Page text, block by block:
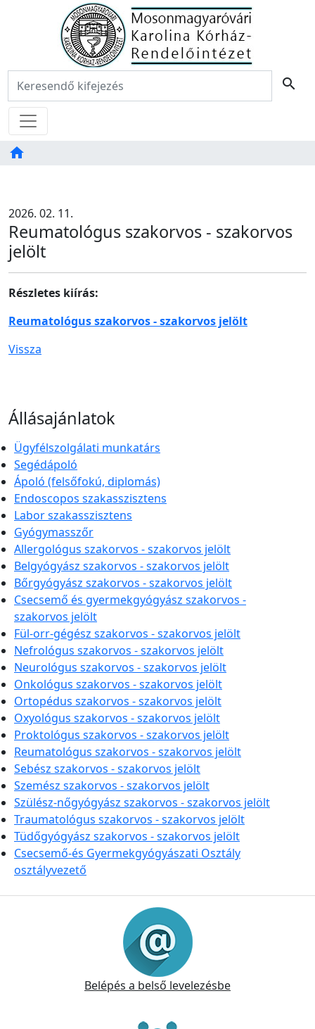
Főoldal
Keresés: search
Menü
home
TAB
2026. 02. 11.
Reumatológus szakorvos - szakorvos
jelölt
Részletes kiírás:
Reumatológus szakorvos - szakorvos jelölt
Vissza
Állásajánlatok
Ügyfélszolgálati munkatárs
Segédápoló
Ápoló (felsőfokú, diplomás)
Endoscopos szakasszisztens
Labor szakasszisztens
Gyógymasszőr
Allergológus szakorvos - szakorvos jelölt
Belgyógyász szakorvos - szakorvos jelölt
Bőrgyógyász szakorvos - szakorvos jelölt
Csecsemő és gyermekgyógyász szakorvos -
szakorvos jelölt
Fül-orr-gégész szakorvos - szakorvos jelölt
Nefrológus szakorvos - szakorvos jelölt
Neurológus szakorvos - szakorvos jelölt
Onkológus szakorvos - szakorvos jelölt
Ortopédus szakorvos - szakorvos jelölt
Oxyológus szakorvos - szakorvos jelölt
Proktológus szakorvos - szakorvos jelölt
Reumatológus szakorvos - szakorvos jelölt
Sebész szakorvos - szakorvos jelölt
Szemész szakorvos - szakorvos jelölt
Szülész-nőgyógyász szakorvos - szakorvos jelölt
Traumatológus szakorvos - szakorvos jelölt
Tüdőgyógyász szakorvos - szakorvos jelölt
Csecsemő-és Gyermekgyógyászati Osztály
osztályvezető
Belépés a belső levelezésbe